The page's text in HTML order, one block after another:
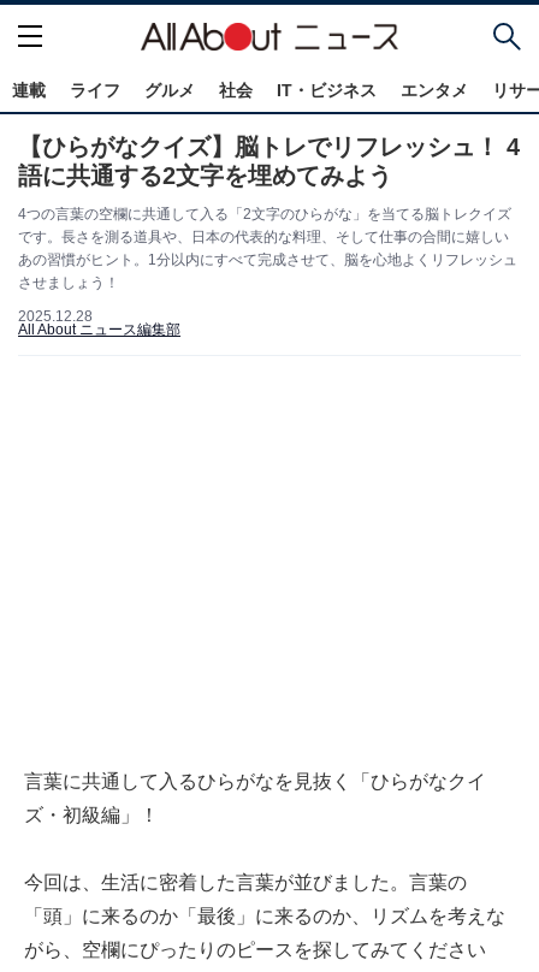
連載 ライフ グルメ 社会 IT・ビジネス エンタメ リサ
【ひらがなクイズ】脳トレでリフレッシュ！ 4
語に共通する2文字を埋めてみよう
4つの言葉の空欄に共通して入る「2文字のひらがな」を当てる脳トレクイズ
です。長さを測る道具や、日本の代表的な料理、そして仕事の合間に嬉しい
あの習慣がヒント。1分以内にすべて完成させて、脳を心地よくリフレッシュ
させましょう！
2025.12.28
All About ニュース編集部
言葉に共通して入るひらがなを見抜く「ひらがなクイ
ズ・初級編」！
今回は、生活に密着した言葉が並びました。言葉の
「頭」に来るのか「最後」に来るのか、リズムを考えな
がら、空欄にぴったりのピースを探してみてください